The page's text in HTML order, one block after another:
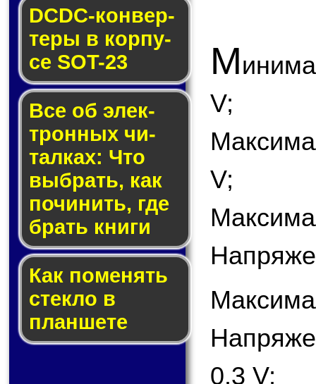
DCDC-кон­вер­
те­ры в кор­пу­
се SOT-23
Все об элек­
трон­ных чи­
тал­ках: Что
выб­рать, как
по­чи­нить, где
брать кни­ги
Как по­ме­нять
стек­ло в
планшете
М
V;
V;
0.3 V;